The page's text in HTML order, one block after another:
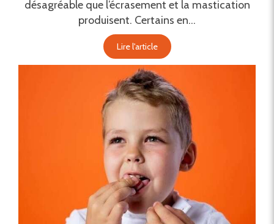
désagréable que l’écrasement et la mastication
produisent. Certains en...
Lire l'article